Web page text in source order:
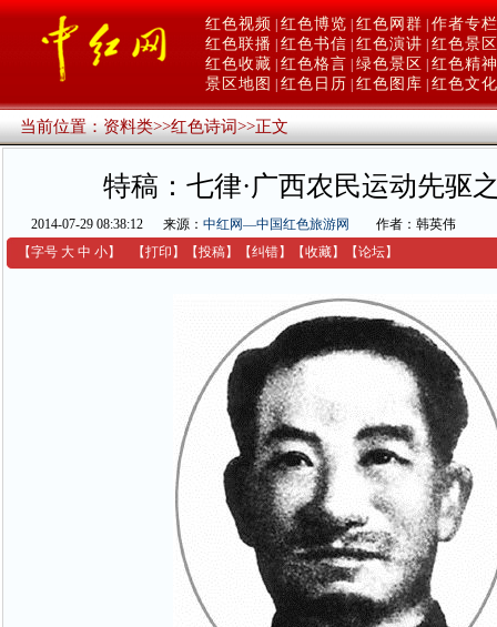
红色视频 红色博览 红色网群 作者专栏
红色联播 红色书信 红色演讲 红色景区
红色收藏 红色格言 绿色景区
红色精神
景区地图
红色日历 红色图库 红色文化
当前位置：资料类>>红色诗词>>正文
特稿：七律·广西农民运动先驱
2014-07-29 08:38:12 来源： 中红网—中国红色旅游网
作者：韩英伟
【字号 大 中 小】 【打印 】 【投稿】 【纠错】 【收藏】 【论坛】